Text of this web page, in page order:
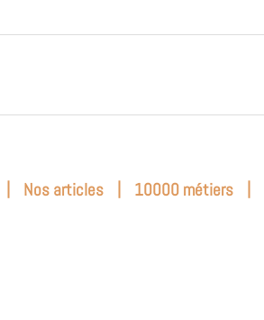
| Nos articles | 10000 métiers |